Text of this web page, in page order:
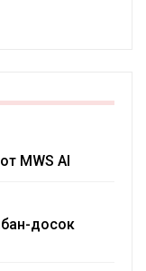
MWS AI
досок